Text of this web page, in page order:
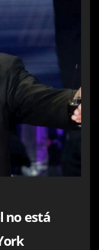
no está